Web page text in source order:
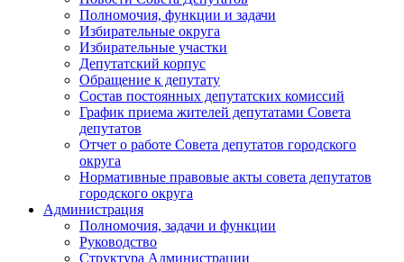
Полномочия, функции и задачи
Избирательные округа
Избирательные участки
Депутатский корпус
Обращение к депутату
Состав постоянных депутатских комиссий
График приема жителей депутатами Совета
депутатов
Отчет о работе Совета депутатов городского
округа
Нормативные правовые акты совета депутатов
городского округа
Администрация
Полномочия, задачи и функции
Руководство
Структура Администрации